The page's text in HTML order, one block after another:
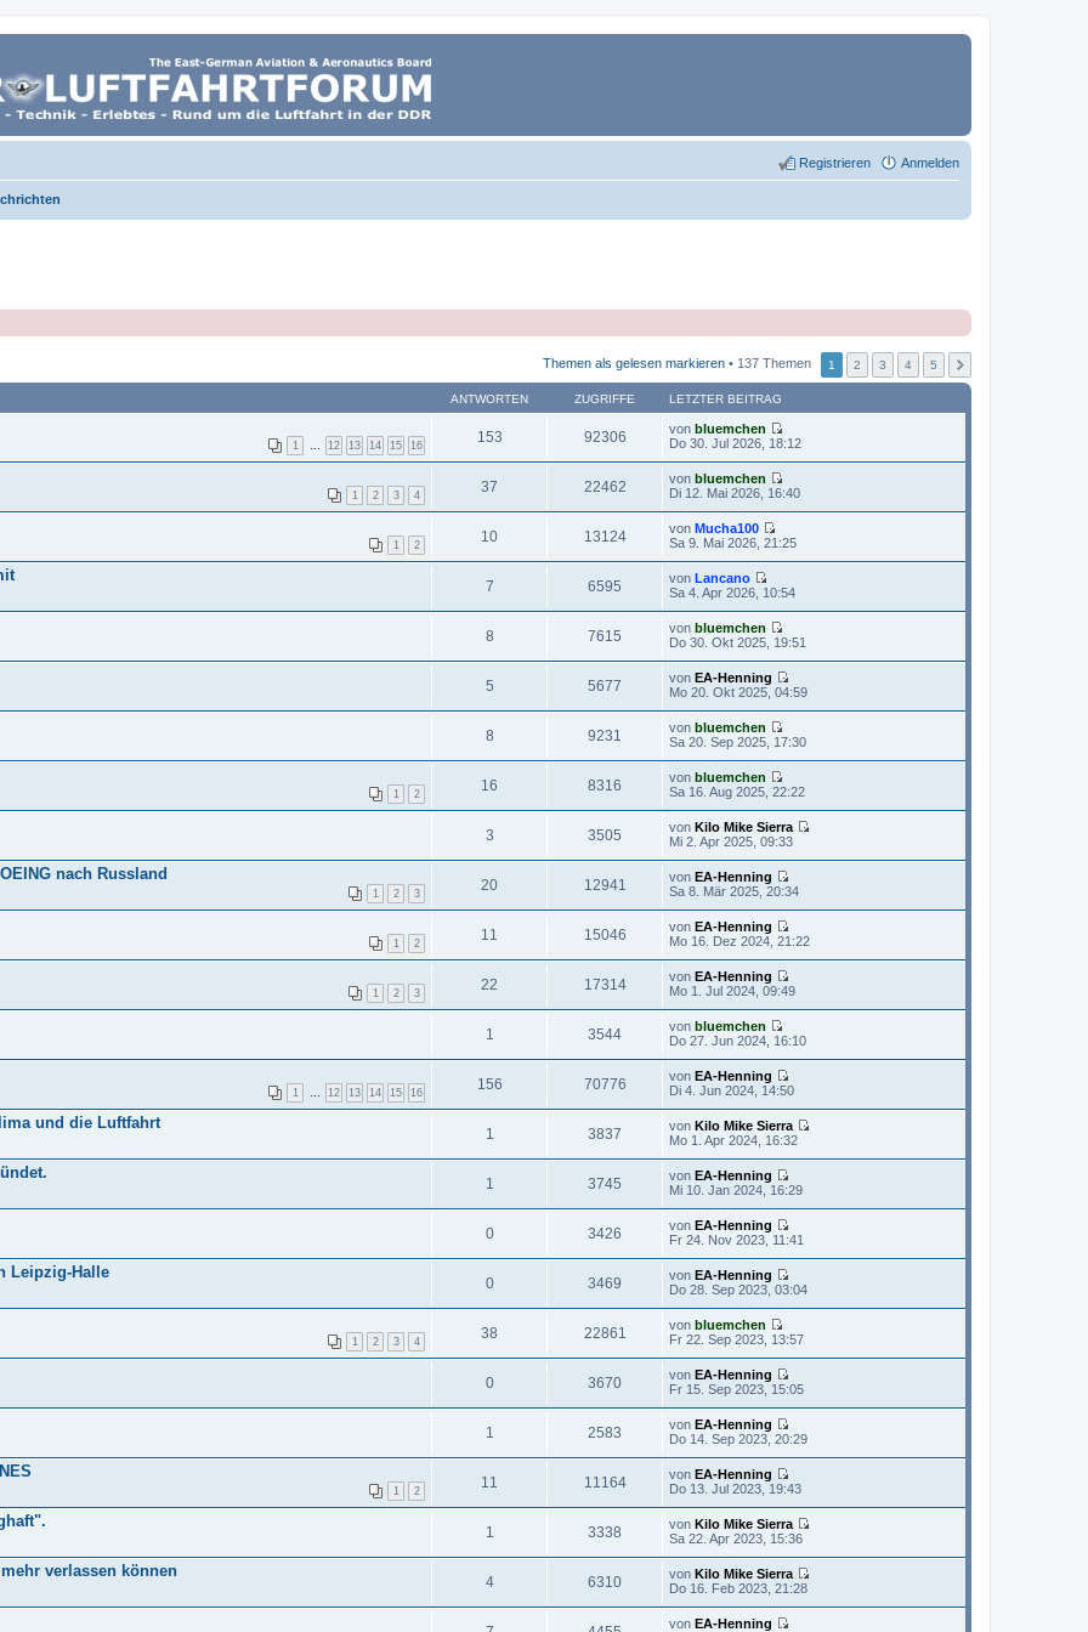
Anmelden
Registrieren
Themen als gelesen markieren • 137 Themen 1 2 3 4 5
ANTWORTEN ZUGRIFFE LETZTER BEITRAG
1 12 13 14 15 16 153 92306 von bluemchen
N
s
t
r
i
t
r
g
Do 30. Jul 2026, 18:12
1 2 3 4 37 22462 von bluemchen
N
s
t
r
i
t
r
a
g
Di 12. Mai 2026, 16:40
1 2 10 13124 von Mucha100
N
s
t
e
r
e
i
t
r
a
g
Sa 9. Mai 2026, 21:25
7 6595 von Lancano
N
u
e
s
t
e
e
t
r
a
g
Sa 4. Apr 2026, 10:54
8 7615 von bluemchen
N
u
e
s
t
r
i
t
r
a
g
Do 30. Okt 2025, 19:51
5 5677 von EA-Henning
N
s
t
r
i
t
r
g
Mo 20. Okt 2025, 04:59
8 9231 von bluemchen
N
s
t
e
r
e
i
t
r
a
g
Sa 20. Sep 2025, 17:30
1 2 16 8316 von bluemchen
N
e
s
t
e
r
e
i
t
r
a
g
Sa 16. Aug 2025, 22:22
3 3505 von Kilo Mike Sierra
t
r
Mi 2. Apr 2025, 09:33
nach Russland
1 2 3 20 12941 von EA-Henning
N
s
t
r
t
r
g
Sa 8. Mär 2025, 20:34
1 2 11 15046 von EA-Henning
N
s
t
r
i
t
r
a
g
Mo 16. Dez 2024, 21:22
1 2 3 22 17314 von EA-Henning
N
s
t
r
i
t
r
g
Mo 1. Jul 2024, 09:49
1 3544 von bluemchen
N
u
e
s
t
e
r
e
i
t
r
a
g
Do 27. Jun 2024, 16:10
1 12 13 14 15 16 156 70776 von EA-Henning
N
e
s
t
r
r
g
Di 4. Jun 2024, 14:50
und die Luftfahrt
1 3837 von Kilo Mike Sierra
t
r
Mo 1. Apr 2024, 16:32
1 3745 von EA-Henning
N
s
t
r
i
t
r
g
Mi 10. Jan 2024, 16:29
0 3426 von EA-Henning
N
s
t
r
i
t
r
g
Fr 24. Nov 2023, 11:41
Leipzig-Halle
0 3469 von EA-Henning
N
s
t
r
t
r
g
Do 28. Sep 2023, 03:04
1 2 3 4 38 22861 von bluemchen
N
u
e
s
t
e
r
e
i
t
r
a
g
Fr 22. Sep 2023, 13:57
0 3670 von EA-Henning
N
s
t
r
i
t
r
a
g
Fr 15. Sep 2023, 15:05
1 2583 von EA-Henning
N
s
t
e
r
i
t
r
Do 14. Sep 2023, 20:29
1 2 11 11164 von EA-Henning
N
e
s
t
e
r
Do 13. Jul 2023, 19:43
1 3338 von Kilo Mike Sierra
t
Sa 22. Apr 2023, 15:36
verlassen können
4 6310 von Kilo Mike Sierra
Do 16. Feb 2023, 21:28
von EA-Henning